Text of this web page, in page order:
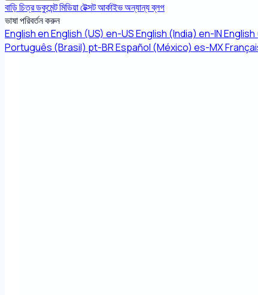
বাড়িচিত্রডকুমেন্টমিডিয়াটেক্সটআর্কাইভঅন্যান্যব্লগ
ভাষা পরিবর্তন করুন
EnglishenEnglish (US) en-USEnglish (India) en-INEnglish
Português (Brasil) pt-BREspañol (México) es-MX